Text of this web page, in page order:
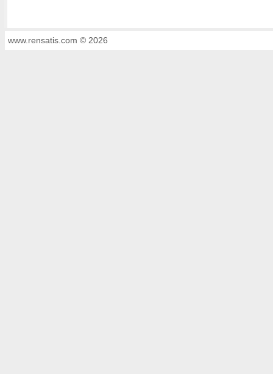
www.rensatis.com © 2026